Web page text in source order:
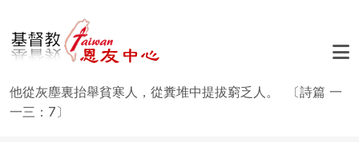
他從灰塵裏抬舉貧寒人，從糞堆中提拔窮乏人。 〔詩篇 一
一三：7〕